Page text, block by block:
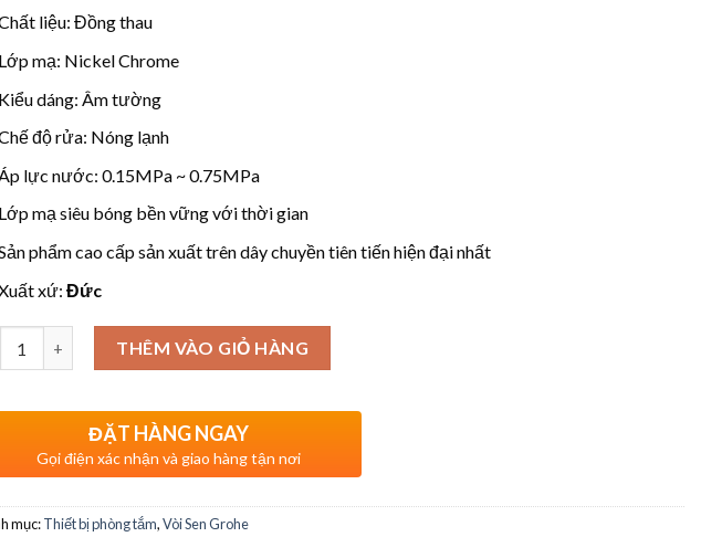
liệu: Đồng thau
Lớp mạ: Nickel Chrome
Kiểu dáng: Âm tường
độ rửa: Nóng lạnh
Áp lực nước: 0.15MPa ~ 0.75MPa
Lớp mạ siêu bóng bền vững với thời gian
phẩm cao cấp sản xuất trên dây chuyền tiên tiến hiện đại nhất
xứ: Đức
THÊM VÀO GIỎ HÀNG
ĐẶT HÀNG NGAY
Gọi điện xác nhận và giao hàng tận nơi
mục:Thiết bị phòng tắm,Vòi Sen Grohe